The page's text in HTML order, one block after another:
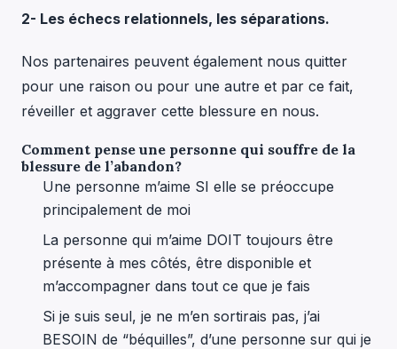
2- Les échecs relationnels, les séparations.
Nos partenaires peuvent également nous quitter
pour une raison ou pour une autre et par ce fait,
réveiller et aggraver cette blessure en nous.
Comment pense une personne qui souffre de la
blessure de l’abandon?
Une personne m’aime SI elle se préoccupe
principalement de moi
La personne qui m’aime DOIT toujours être
présente à mes côtés, être disponible et
m’accompagner dans tout ce que je fais
Si je suis seul, je ne m’en sortirais pas, j’ai
BESOIN de “béquilles”, d’une personne sur qui je